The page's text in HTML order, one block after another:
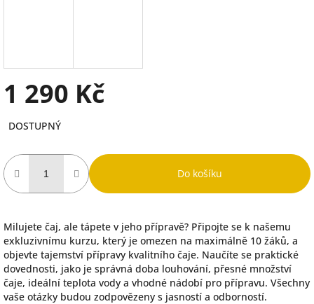
1 290 Kč
cena:
DOSTUPNÝ
Do košíku
Milujete čaj, ale tápete v jeho přípravě? Připojte se k našemu
exkluzivnímu kurzu, který je omezen na maximálně 10 žáků, a
objevte tajemství přípravy kvalitního čaje. Naučíte se praktické
dovednosti, jako je správná doba louhování, přesné množství
čaje, ideální teplota vody a vhodné nádobí pro přípravu. Všechny
vaše otázky budou zodpovězeny s jasností a odborností.